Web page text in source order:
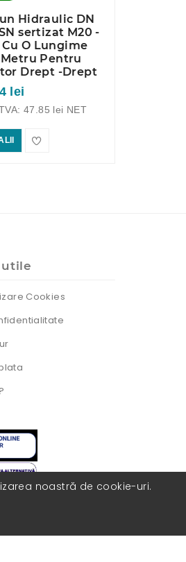
Hidraulic DN
sertizat M20 -
Cu O Lungime
Metru Pentru
Drept -Drept
lei
47.85 lei NET
Cookies
noastră de cookie-uri.